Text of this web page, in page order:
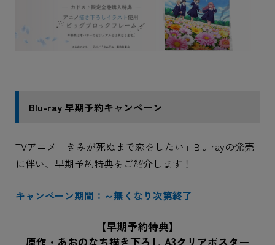
Blu-ray 早期予約キャンペーン
TVアニメ「きみが死ぬまで恋をしたい」Blu-rayの発売
に伴い、早期予約特典をご紹介します！
キャンペーン期間：～無くなり次第終了
【早期予約特典】
原作・あおのなち描き下ろし A3クリアポスター